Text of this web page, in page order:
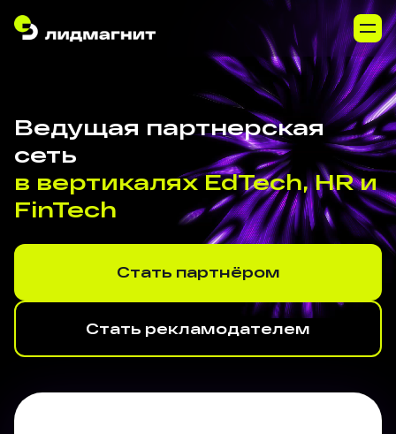
Ведущая партнерская
сеть
в вертикалях EdTech, HR и
FinTech
Стать партнёром
Стать рекламодателем